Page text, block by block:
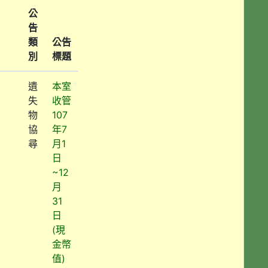
公
告
類
別
公告
標題
遺
失
物
協
尋
本室
收管
107
年7
月1
日
~12
月
31
日
(現
金幣
值)